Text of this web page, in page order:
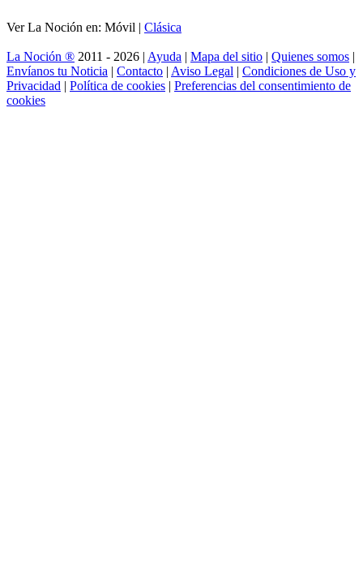
Ver La Noción en: Móvil | Clásica
La Noción ® 2011 - 2026 | Ayuda | Mapa del sitio | Quienes somos |
Envíanos tu Noticia | Contacto | Aviso Legal | Condiciones de Uso y
Privacidad | Política de cookies | Preferencias del consentimiento de
cookies